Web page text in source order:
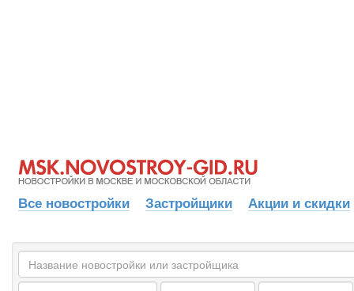
Все новостройки Застройщики Акции и скидки